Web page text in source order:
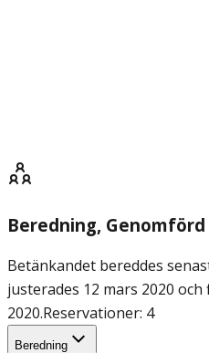
Beredning, Genomförd
Betänkandet bereddes
justerades 12 mars 2020
2020.Reservationer: 4
Beredning